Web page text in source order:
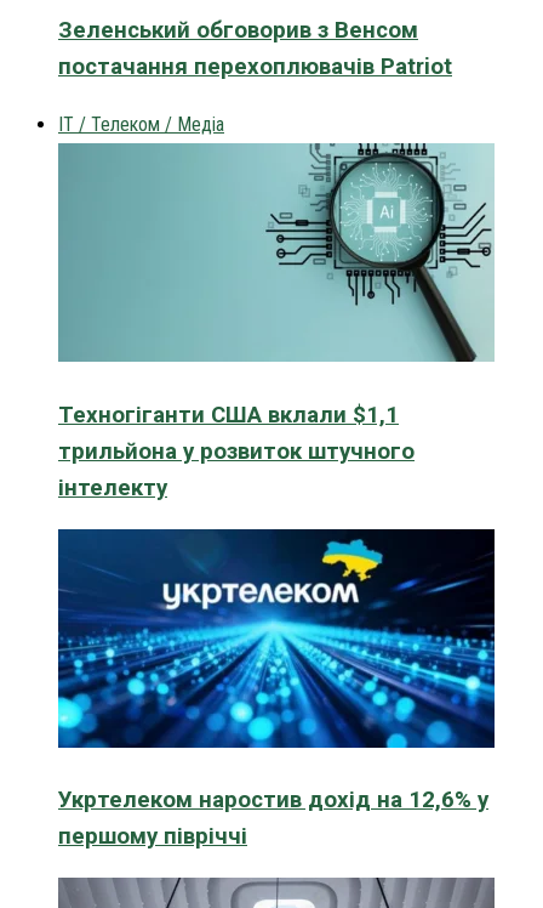
Зеленський обговорив з Венсом
постачання перехоплювачів Patriot
IT / Телеком / Медіа
Техногіганти США вклали $1,1
трильйона у розвиток штучного
інтелекту
Укртелеком наростив дохід на 12,6% у
першому півріччі